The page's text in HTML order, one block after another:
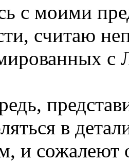
с моими
считаю
с
в
и сожалеют